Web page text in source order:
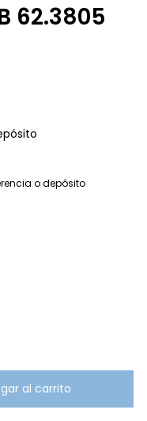
62.3805
o depósito